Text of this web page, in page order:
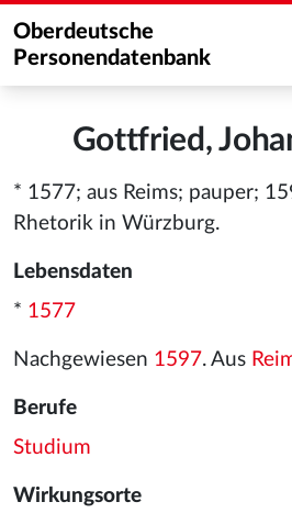
Oberdeutsche
Personendatenbank
Gottfried,
* 1577; aus Reims; pauper;
Rhetorik in Würzburg.
Lebensdaten
* 1577
Nachgewiesen 1597. Aus
Berufe
Studium
Wirkungsorte